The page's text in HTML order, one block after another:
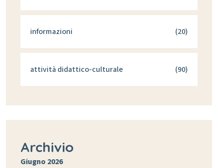
informazioni (20)
attività didattico-culturale (90)
Archivio
Giugno 2026